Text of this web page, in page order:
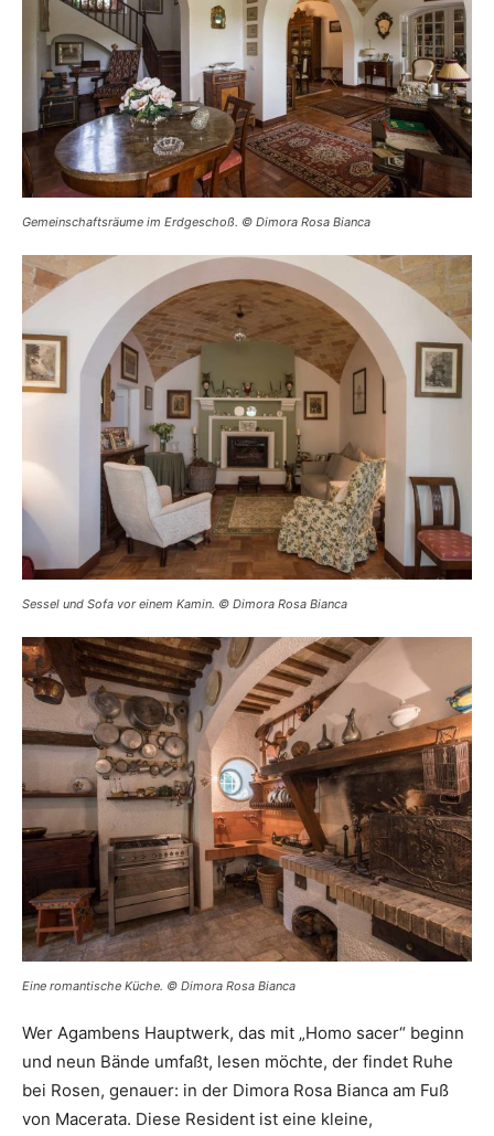
Gemeinschaftsräume im Erdgeschoß. © Dimora Rosa Bianca
Sessel und Sofa vor einem Kamin. © Dimora Rosa Bianca
Eine romantische Küche. © Dimora Rosa Bianca
Wer Agambens Hauptwerk, das mit „Homo sacer“ beginn
und neun Bände umfaßt, lesen möchte, der findet Ruhe
bei Rosen, genauer: in der Dimora Rosa Bianca am Fuß
von Macerata. Diese Resident ist eine kleine,